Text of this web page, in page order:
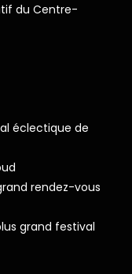
du Centre-
éclectique de
rendez-vous
grand festival